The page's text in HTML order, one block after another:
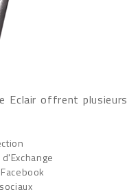
Eclair offrent plusieurs